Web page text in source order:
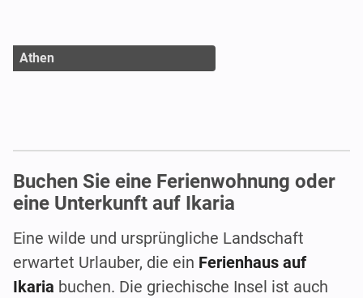
Athen
Buchen Sie eine Ferienwohnung oder
eine Unterkunft auf Ikaria
Eine wilde und ursprüngliche Landschaft
erwartet Urlauber, die ein Ferienhaus auf
Ikaria buchen. Die griechische Insel ist auch